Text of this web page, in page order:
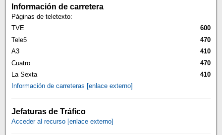
Información de carretera
Páginas de teletexto:
TVE
600
Tele5
470
A3
410
Cuatro
470
La Sexta
410
Información de carreteras [enlace externo]
Jefaturas de Tráfico
Acceder al recurso [enlace externo]